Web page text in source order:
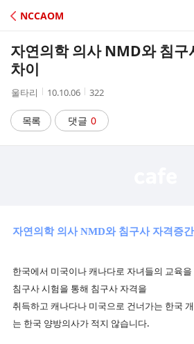
C
A
NCCAOM
자연의학 의사 NMD와 침구
차이
작
자
울타리
작
시
간
10.10.06
조
수
322
목록 댓글 0
자연의학 의사 NMD와 침구사 자격증간
한국에서 미국이나 캐나다로 자녀들의 교육
침구사 시험을 통해 침구사 자격을
취득하고 캐나다나 미국으로 건너가는 한국
는 한국 양방의사가 적지 않습니다.